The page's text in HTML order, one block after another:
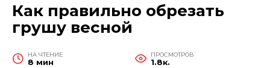
Как правильно обрезать
грушу весной
НА ЧТЕНИЕ
8 мин
ПРОСМОТРОВ
1.8к.